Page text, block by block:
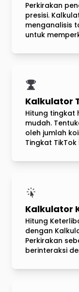
Perkirakan
presisi.
menganalisis
untuk
Kalkulator
Hitung tingkat
mudah.
oleh jumlah
Tingkat TikTok
Kalkulator
Hitung
dengan
Perkirakan
berinteraksi